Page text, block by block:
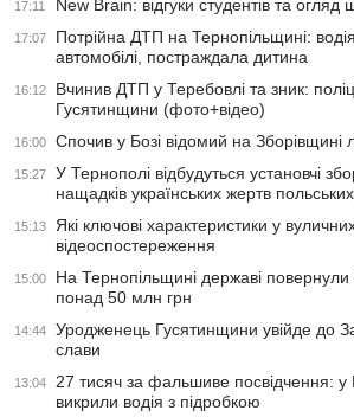
17:11 New Brain: відгуки студентів та
17:07
Потрійна ДТП на Тернопільщині:
автомобілі, постраждала дитина
16:12
Вчинив ДТП у Теребовлі та зник:
Гусятинщини (фото+відео)
16:00 Спочив у Бозі відомий на Зборівщині
15:27
У Тернополі відбудуться установчі
нащадків українських жертв
15:13
Які ключові характеристики у
відеоспостереження
15:00
На Тернопільщині державі повернули
понад 50 млн грн
14:44
Уродженець Гусятинщини увійде до
слави
13:04
27 тисяч за фальшиве посвідчення: у
викрили водія з підробкою